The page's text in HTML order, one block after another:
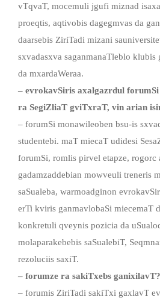
vTqvaT, mocemuli jgufi miznad
proeqtis, aqtivobis dagegmvas da
daarsebis ZiriTadi mizani
sxvadasxva saganmanaTleblo klubis
da mxardaWeraa.
– evrokavSiris axalgazrdul forumSi
ra SegiZliaT gviTxraT, vin arian
– forumSi monawileoben bsu-is
studentebi. maT miecaT udidesi
forumSi, romlis pirvel etapze, rogorc
gadamzaddebian mowveuli treneris
saSualeba, warmoadginon
erTi kviris ganmavlobaSi miecemaT
konkretuli qveynis pozicia da
molaparakebebis saSualebiT,
rezoluciis saxiT.
– forumze ra sakiTxebs ganixilavT?
– forumis ZiriTadi sakiTxi gaxlavT